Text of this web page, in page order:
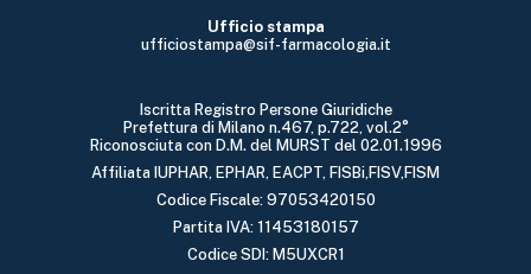
Ufficio stampa
ufficiostampa@sif-farmacologia.it
Iscritta Registro Persone Giuridiche
Prefettura di Milano n.467, p.722, vol.2°
Riconosciuta con D.M. del MURST del 02.01.1996
Affiliata IUPHAR, EPHAR, EACPT, FISBi,FISV,FISM
Codice Fiscale: 97053420150
Partita IVA: 11453180157
Codice SDI: M5UXCR1